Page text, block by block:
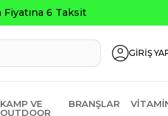
GİRİŞ
KAMP VE
OUTDOOR
BRANŞLAR